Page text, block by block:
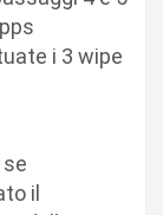
i 3 wipe
il